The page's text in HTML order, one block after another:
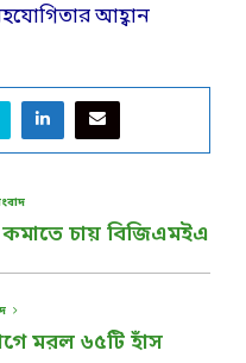
কমাতে চায় বিজিএমইএ
মরল ৬৫টি হাঁস